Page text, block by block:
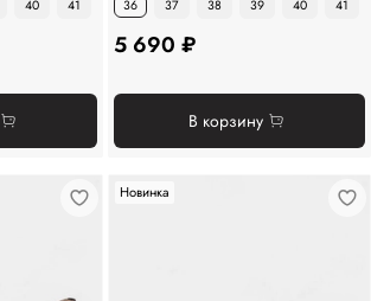
40 41 36 37 38 39 40 41
5 690 ₽
В корзину
Новинка